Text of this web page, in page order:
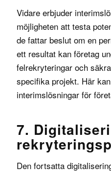
Vidare erbjuder
möjligheten att testa
de fattar beslut om en
ett resultat kan företag
felrekryteringar och
specifika projekt. Här
interimslösningar för
7.
Den fortsatta